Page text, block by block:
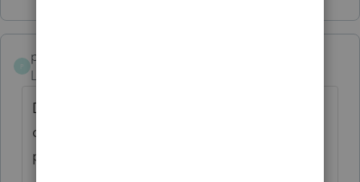
positif
Level 5
Dans le T776 après la ligne 9(quote part
copropriétaire) y inscrire les dépenses de M.
pour lesquelles il a réclamer plus de taxes.